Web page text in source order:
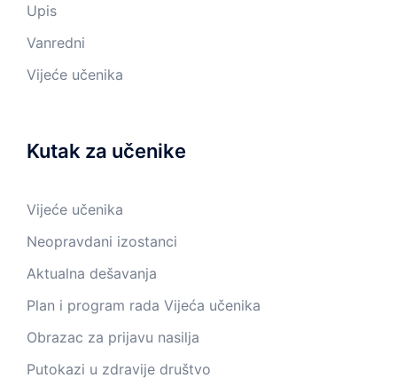
Upis
Vanredni
Vijeće učenika
Kutak za učenike
Vijeće učenika
Neopravdani izostanci
Aktualna dešavanja
Plan i program rada Vijeća učenika
Obrazac za prijavu nasilja
Putokazi u zdravije društvo